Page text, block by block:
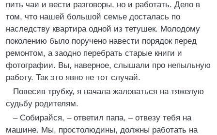
пить чаи и вести разговоры, но и работать. Дело в
том, что нашей большой семье досталась по
наследству квартира одной из тетушек. Молодому
поколению было поручено навести порядок перед
ремонтом, а заодно перебрать старые книги и
фотографии. Вы, наверное, слышали про непыльную
работу. Так это явно не тот случай.
Повесив трубку, я начала жаловаться на тяжелую
судьбу родителям.
– Собирайся, – ответил папа, – отвезу тебя на
машине. Мы, простолюдины, должны работать на